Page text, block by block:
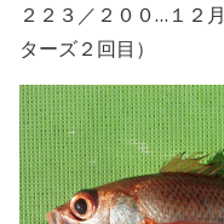
２２３／２００…１２
ターズ２回目）